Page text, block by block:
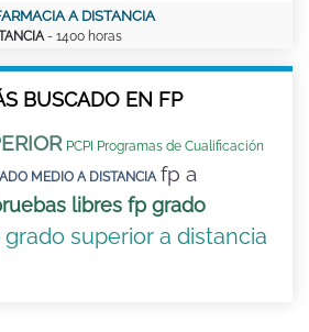
A DISTANCIA
- 1400 horas
BUSCADO EN FP
PCPI Programas de Cualificación
MEDIO A DISTANCIA fp a
libres fp grado
superior a distancia